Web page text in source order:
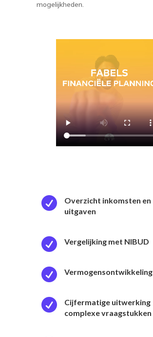
mogelijkheden.

Overzicht inkomsten en
uitgaven
 Vergelijking met NIBUD
 Vermogensontwikkeling

Cijfermatige uitwerking
complexe vraagstukken